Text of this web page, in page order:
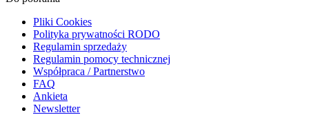
Pliki Cookies
Polityka prywatności RODO
Regulamin sprzedaży
Regulamin pomocy technicznej
Współpraca / Partnerstwo
FAQ
Ankieta
Newsletter